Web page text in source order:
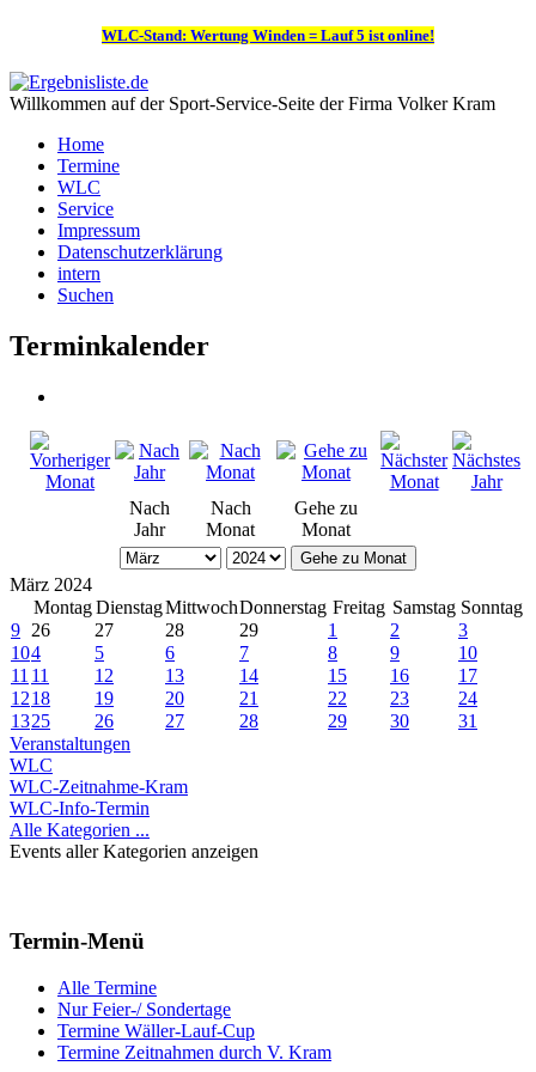
WLC-Stand: Wertung Winden = Lauf 5 ist online!
Willkommen auf der Sport-Service-Seite der Firma Volker Kram
Home
Termine
WLC
Service
Impressum
Datenschutzerklärung
intern
Suchen
Terminkalender
Nach
Jahr
Nach
Monat
Gehe zu
Monat
Gehe zu Monat
März 2024
Montag DienstagMittwochDonnerstag Freitag Samstag Sonntag
9 26 27 28 29 1 2
3
104 5 6 7 8 9
10
11 11 12 13 14 15 16
17
1218 19 20 21 22 23
24
1325 26 27 28 29 30
31
Veranstaltungen
WLC
WLC-Zeitnahme-Kram
WLC-Info-Termin
Alle Kategorien ...
Events aller Kategorien anzeigen
Termin-Menü
Alle Termine
Nur Feier-/ Sondertage
Termine Wäller-Lauf-Cup
Termine Zeitnahmen durch V. Kram